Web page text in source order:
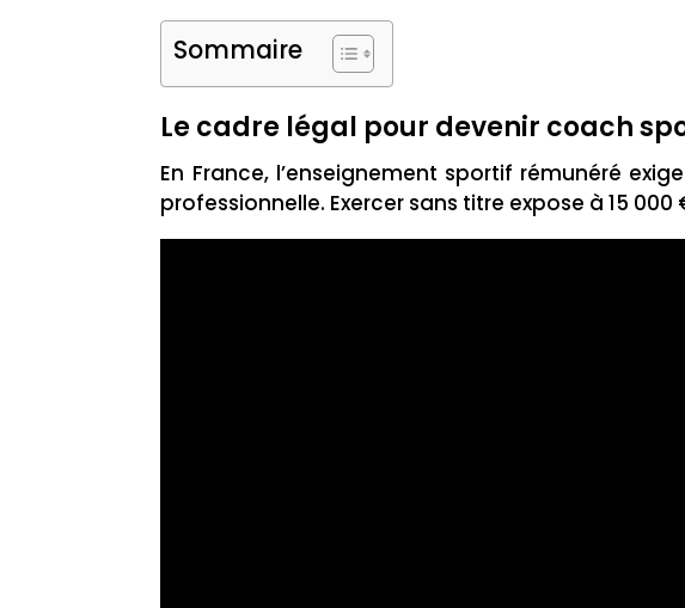
Sommaire
Le cadre légal pour devenir coach
En France, l’enseignement sportif rémunéré
professionnelle. Exercer sans titre expose à 15